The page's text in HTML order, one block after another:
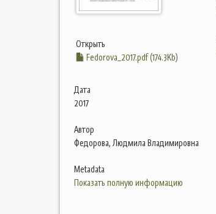
Открыть
Fedorova_2017.pdf (174.3Kb)
Дата
2017
Автор
Федорова, Людмила Владимировна
Metadata
Показать полную информацию